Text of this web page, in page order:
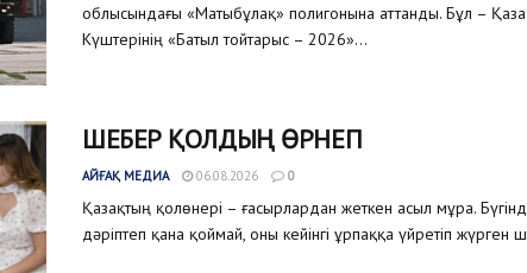
облысындағы «Матыбұлақ» полигонына аттанды. Бұл –
Күштерінің «Батыл тойтарыс – 2026»...
ШЕБЕР ҚОЛДЫҢ ӨРНЕГІ
АЙҒАҚ МЕДИА 06.08.2026 0
Қазақтың қолөнері – ғасырлардан жеткен асыл мұра.
дәріптеп қана қоймай, оны кейінгі ұрпаққа үйретіп жүрген